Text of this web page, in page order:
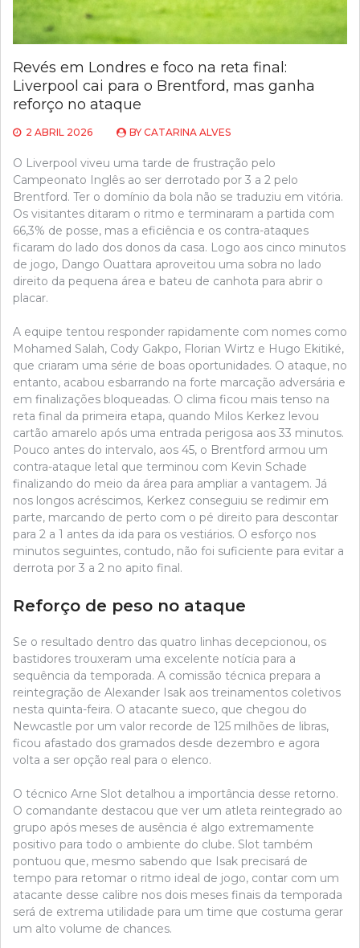
Revés em Londres e foco na reta final:
Liverpool cai para o Brentford, mas ganha
reforço no ataque
2 ABRIL 2026 BY CATARINA ALVES
O Liverpool viveu uma tarde de frustração pelo
Campeonato Inglês ao ser derrotado por 3 a 2 pelo
Brentford. Ter o domínio da bola não se traduziu em vitória.
Os visitantes ditaram o ritmo e terminaram a partida com
66,3% de posse, mas a eficiência e os contra-ataques
ficaram do lado dos donos da casa. Logo aos cinco minutos
de jogo, Dango Ouattara aproveitou uma sobra no lado
direito da pequena área e bateu de canhota para abrir o
placar.
A equipe tentou responder rapidamente com nomes como
Mohamed Salah, Cody Gakpo, Florian Wirtz e Hugo Ekitiké,
que criaram uma série de boas oportunidades. O ataque, no
entanto, acabou esbarrando na forte marcação adversária e
em finalizações bloqueadas. O clima ficou mais tenso na
reta final da primeira etapa, quando Milos Kerkez levou
cartão amarelo após uma entrada perigosa aos 33 minutos.
Pouco antes do intervalo, aos 45, o Brentford armou um
contra-ataque letal que terminou com Kevin Schade
finalizando do meio da área para ampliar a vantagem. Já
nos longos acréscimos, Kerkez conseguiu se redimir em
parte, marcando de perto com o pé direito para descontar
para 2 a 1 antes da ida para os vestiários. O esforço nos
minutos seguintes, contudo, não foi suficiente para evitar a
derrota por 3 a 2 no apito final.
Reforço de peso no ataque
Se o resultado dentro das quatro linhas decepcionou, os
bastidores trouxeram uma excelente notícia para a
sequência da temporada. A comissão técnica prepara a
reintegração de Alexander Isak aos treinamentos coletivos
nesta quinta-feira. O atacante sueco, que chegou do
Newcastle por um valor recorde de 125 milhões de libras,
ficou afastado dos gramados desde dezembro e agora
volta a ser opção real para o elenco.
O técnico Arne Slot detalhou a importância desse retorno.
O comandante destacou que ver um atleta reintegrado ao
grupo após meses de ausência é algo extremamente
positivo para todo o ambiente do clube. Slot também
pontuou que, mesmo sabendo que Isak precisará de
tempo para retomar o ritmo ideal de jogo, contar com um
atacante desse calibre nos dois meses finais da temporada
será de extrema utilidade para um time que costuma gerar
um alto volume de chances.